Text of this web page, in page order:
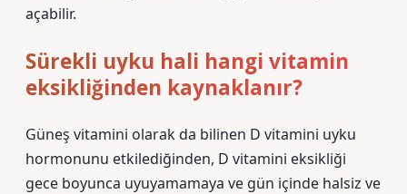
açabilir.
Sürekli uyku hali hangi vitamin
eksikliğinden kaynaklanır?
Güneş vitamini olarak da bilinen D vitamini uyku
hormonunu etkilediğinden, D vitamini eksikliği
gece boyunca uyuyamamaya ve gün içinde halsiz ve